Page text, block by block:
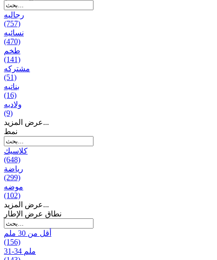
رجالیه
(757)
نسائیه
(470)
طخم
(141)
مشتركه
(51)
بناتیه
(16)
ولادیه
(9)
عرض المزيد...
نمط
كلاسيك
(648)
رياضة
(299)
موضه
(102)
عرض المزيد...
نطاق عرض الإطار
أقل من 30 ملم
(156)
31-34 ملم